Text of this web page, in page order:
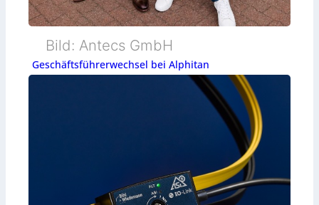
Bild: Antecs GmbH
Geschäftsführerwechsel bei Alphitan